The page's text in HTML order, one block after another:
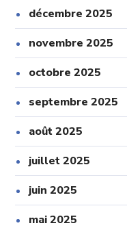
décembre 2025
novembre 2025
octobre 2025
septembre 2025
août 2025
juillet 2025
juin 2025
mai 2025